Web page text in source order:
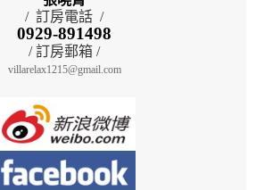
/ 訂房電話 /
0929-891498
/ 訂房郵箱 /
villarelax1215@gmail.com